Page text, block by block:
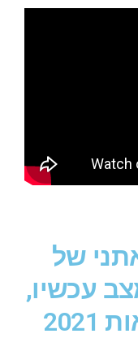
של
עכשיו,